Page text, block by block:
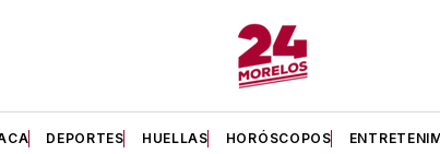
DEPORTES HUELLAS HORÓSCOPOS